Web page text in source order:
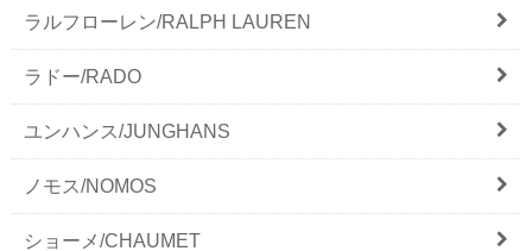
ラルフローレン/RALPH LAUREN
ラドー/RADO
ユンハンス/JUNGHANS
ノモス/NOMOS
ショーメ/CHAUMET